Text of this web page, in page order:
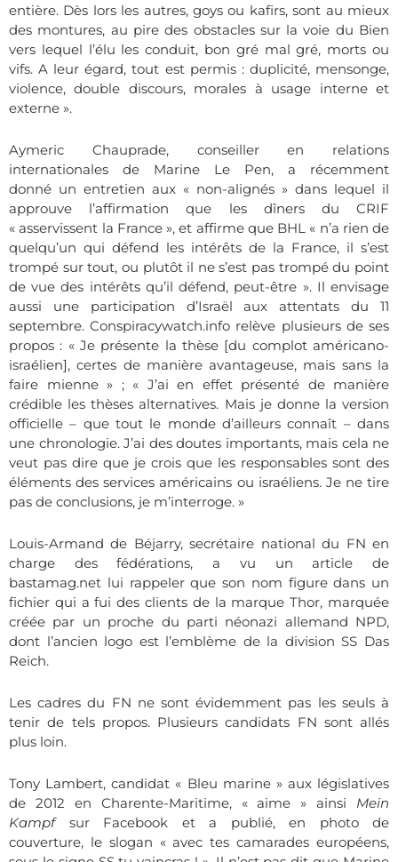
entière. Dès lors les autres, goys ou kafirs, sont au mieux
des montures, au pire des obstacles sur la voie du Bien
vers lequel l’élu les conduit, bon gré mal gré, morts ou
vifs. A leur égard, tout est permis : duplicité, mensonge,
violence, double discours, morales à usage interne et
externe ».
Aymeric Chauprade, conseiller en relations
internationales de Marine Le Pen, a récemment
donné un entretien aux « non-alignés » dans lequel il
approuve l’affirmation que les dîners du CRIF
« asservissent la France », et affirme que BHL « n’a rien de
quelqu’un qui défend les intérêts de la France, il s’est
trompé sur tout, ou plutôt il ne s’est pas trompé du point
de vue des intérêts qu’il défend, peut-être ». Il envisage
aussi une participation d’Israël aux attentats du 11
septembre.Conspiracywatch.info relève plusieurs de ses
propos : « Je présente la thèse [du complot américano-
israélien], certes de manière avantageuse, mais sans la
faire mienne » ; « J’ai en effet présenté de manière
crédible les thèses alternatives. Mais je donne la version
officielle – que tout le monde d’ailleurs connaît – dans
une chronologie. J’ai des doutes importants, mais cela ne
veut pas dire que je crois que les responsables sont des
éléments des services américains ou israéliens. Je ne tire
pas de conclusions, je m’interroge. »
Louis-Armand de Béjarry, secrétaire national du FN en
charge des fédérations, a vu un article de
bastamag.net lui rappeler que son nom figure dans un
fichier qui a fui des clients de la marque Thor, marquée
créée par un proche du parti néonazi allemand NPD,
dont l’ancien logo est l’emblème de la division SS Das
Reich.
Les cadres du FN ne sont évidemment pas les seuls à
tenir de tels propos. Plusieurs candidats FN sont allés
plus loin.
Tony Lambert, candidat « Bleu marine » aux législatives
de 2012 en Charente-Maritime, « aime » ainsi Mein
Kampfsur Facebook et a publié, en photo de
couverture, le slogan « avec tes camarades européens,